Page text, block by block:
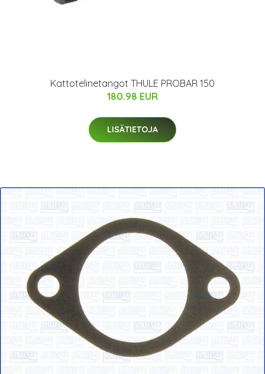
Kattotelinetangot THULE PROBAR 150
180.98 EUR
LISÄTIETOJA